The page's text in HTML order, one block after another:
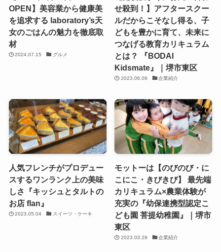
OPEN】美容業から健康美
を追求する laboratory’s天
女のごはんの魅力を徹底取
材
2024.07.15 グルメ
せ殺到！】アフタースクー
ルだからこそなし得る、子
どもを豊かに育て、未来に
つなげる教育カリキュラム
とは？ 『BODAI
Kidsmate』｜堺市東区
2023.06.09 企業紹介
人気フレンチがプロデュー
スするワンランク上の美味
しさ『キッシュとタルトの
お店 flan』
2023.05.04 スイーツ・ケーキ
モットーは【のびのび・に
こにこ・きびきび】 最先端
カリキュラム×農業体験が
充実の『幼保連携型認定こ
ども園 菩提幼稚園』｜堺市
東区
2023.03.29 企業紹介